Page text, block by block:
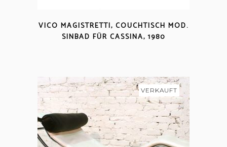
VICO MAGISTRETTI, COUCHTISCH MOD.
SINBAD FÜR CASSINA, 1980
VERKAUFT